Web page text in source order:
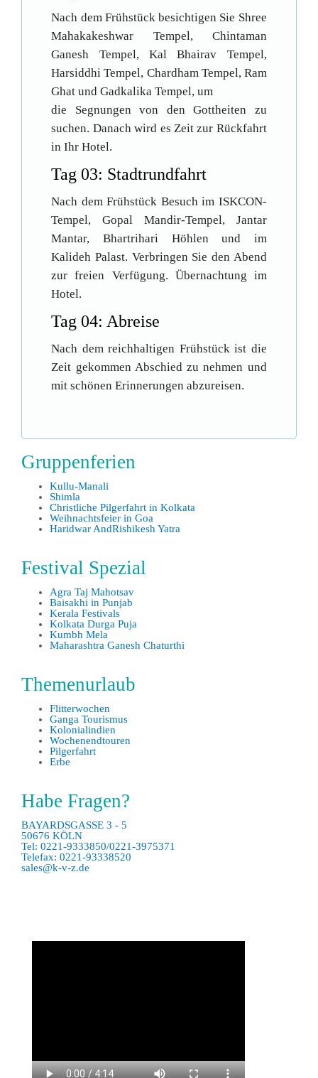
Nach dem Frühstück besichtigen Sie Shree
Mahakakeshwar Tempel, Chintaman
Ganesh Tempel, Kal Bhairav Tempel,
Harsiddhi Tempel, Chardham Tempel, Ram
Ghat und Gadkalika Tempel, um
die Segnungen von den Gottheiten zu
suchen. Danach wird es Zeit zur Rückfahrt
in Ihr Hotel.
Tag 03: Stadtrundfahrt
Nach dem Frühstück Besuch im ISKCON-
Tempel, Gopal Mandir-Tempel, Jantar
Mantar, Bhartrihari Höhlen und im
Kalideh Palast. Verbringen Sie den Abend
zur freien Verfügung. Übernachtung im
Hotel.
Tag 04: Abreise
Nach dem reichhaltigen Frühstück ist die
Zeit gekommen Abschied zu nehmen und
mit schönen Erinnerungen abzureisen.
Gruppenferien
Kullu-Manali
Shimla
Christliche Pilgerfahrt in Kolkata
Weihnachtsfeier in Goa
Haridwar AndRishikesh Yatra
Festival Spezial
Agra Taj Mahotsav
Baisakhi in Punjab
Kerala Festivals
Kolkata Durga Puja
Kumbh Mela
Maharashtra Ganesh Chaturthi
Themenurlaub
Flitterwochen
Ganga Tourismus
Kolonialindien
Wochenendtouren
Pilgerfahrt
Erbe
Habe Fragen?
BAYARDSGASSE 3 - 5
50676 KÖLN
Tel: 0221-9333850/0221-3975371
Telefax: 0221-93338520
sales@k-v-z.de